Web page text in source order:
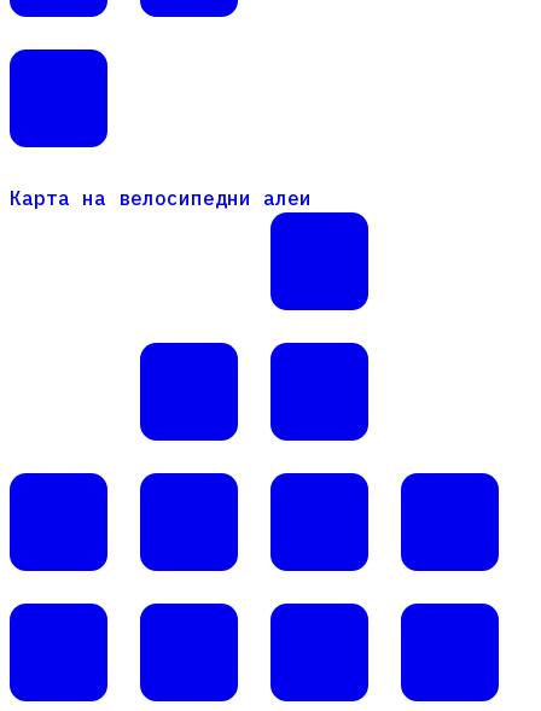
Карта на велосипедни алеи
Карта на велосипедни алеи